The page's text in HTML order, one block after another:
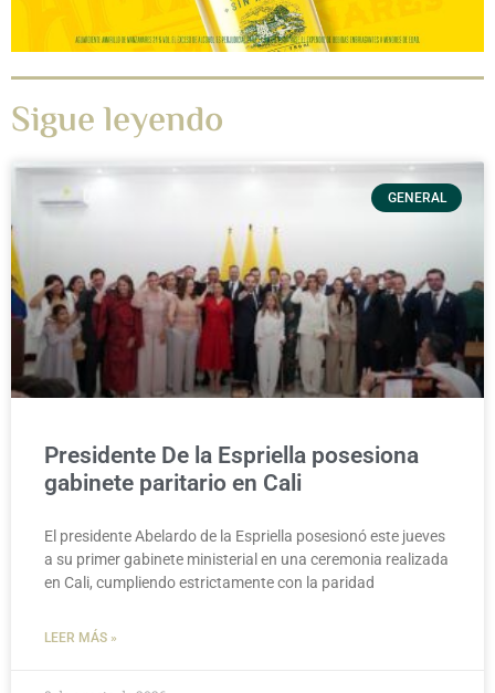
Sigue leyendo
GENERAL
Presidente De la Espriella posesiona
gabinete paritario en Cali
El presidente Abelardo de la Espriella posesionó este jueves
a su primer gabinete ministerial en una ceremonia realizada
en Cali, cumpliendo estrictamente con la paridad
LEER MÁS »